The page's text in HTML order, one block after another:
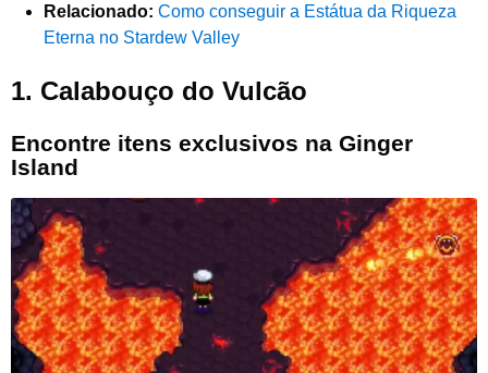
Relacionado: Como conseguir a Estátua da Riqueza
Eterna no Stardew Valley
1. Calabouço do Vulcão
Encontre itens exclusivos na Ginger
Island